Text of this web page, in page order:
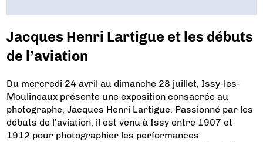
Jacques Henri Lartigue et les débuts
de l’aviation
Du mercredi 24 avril au dimanche 28 juillet, Issy-les-
Moulineaux présente une exposition consacrée au
photographe, Jacques Henri Lartigue. Passionné par les
débuts de l’aviation, il est venu à Issy entre 1907 et
1912 pour photographier les performances